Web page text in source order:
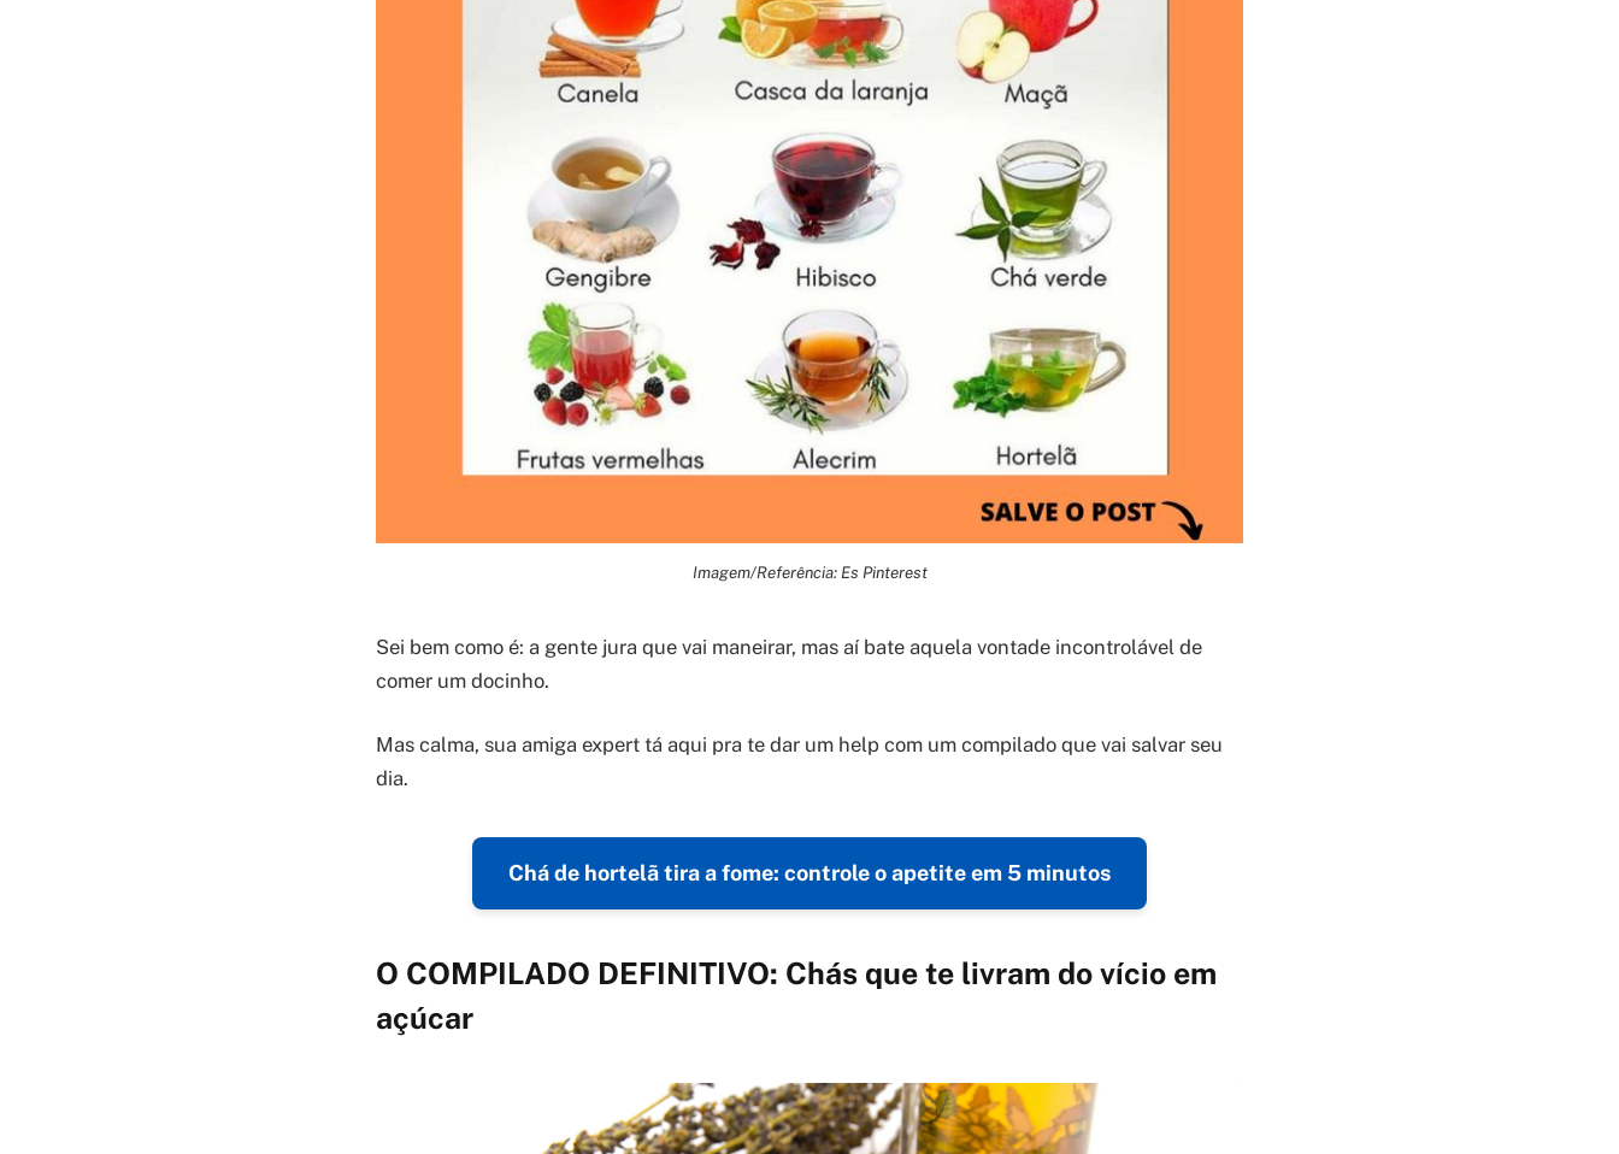
Imagem/Referência: Es Pinterest
Sei bem como é: a gente jura que vai maneirar, mas aí bate aquela vontade incontrolável de
comer um docinho.
Mas calma, sua amiga expert tá aqui pra te dar um help com um compilado que vai salvar seu
dia.
Chá de hortelã tira a fome: controle o apetite em 5 minutos
O COMPILADO DEFINITIVO: Chás que te livram do vício em
açúcar